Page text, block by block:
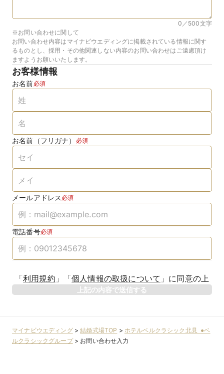
0／500文字
※お問い合わせに関して
お問い合わせ内容はマイナビウエディングに掲載されている情報に関す
るものとし、採用・その他関連しない内容のお問い合わせはご遠慮頂け
ますようお願いいたします。
お客様情報
お名前必須
お名前（フリガナ） 必須
メールアドレス 必須
電話番号必須
「利用規約 」 「個人情報の取扱について 」 に同意の上
上記の内容で送信する
マイナビウエディング>結婚式場TOP > ホテルベルクラシック北見 ●ベ
ルクラシックグループ> お問い合わせ入力